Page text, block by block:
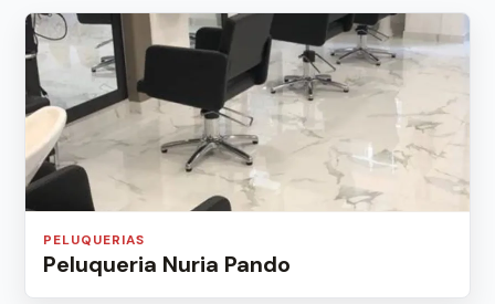
PELUQUERIAS
Peluqueria Nuria Pando